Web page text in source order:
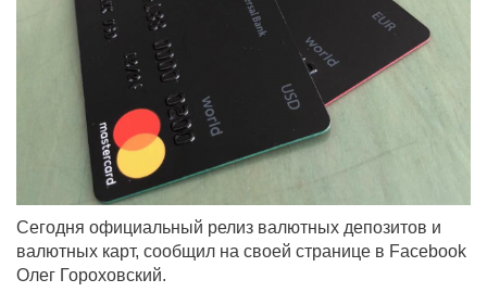
Сегодня официальный релиз валютных депозитов и
валютных карт, сообщил на своей странице в Facebook
Олег Гороховский.